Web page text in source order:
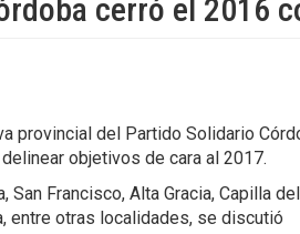
cerró el 2016
provincial del Partido Solidario
objetivos de cara al 2017.
Francisco, Alta Gracia, Capilla del
entre otras localidades, se discutió